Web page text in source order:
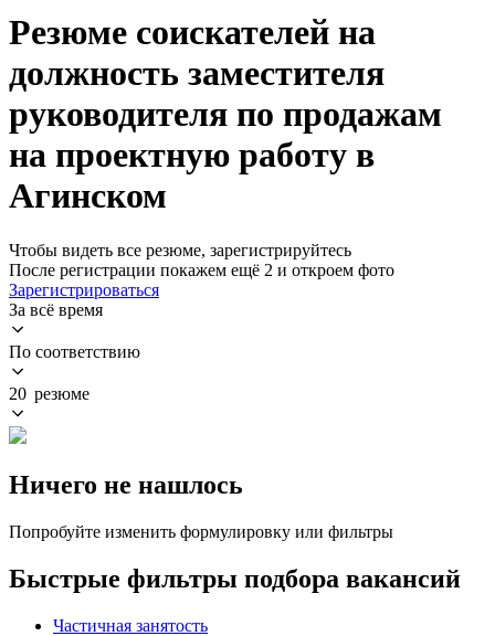
Резюме соискателей на
должность заместителя
руководителя по продажам
на проектную работу в
Агинском
Чтобы видеть все резюме, зарегистрируйтесь
После регистрации покажем ещё 2 и откроем фото
Зарегистрироваться
За всё время
По соответствию
20 резюме
Ничего не нашлось
Попробуйте изменить формулировку или фильтры
Быстрые фильтры подбора вакансий
Частичная занятость